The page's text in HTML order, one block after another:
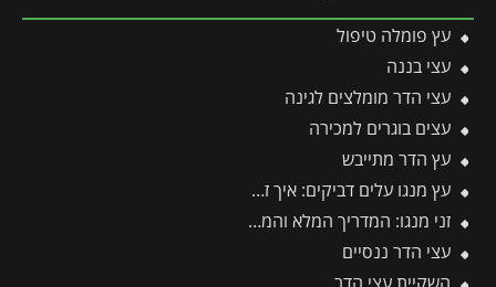
עץ פומלה טיפול
עצי בננה
עצי הדר מומלצים לגינה
עצים בוגרים למכירה
עץ הדר מתייבש
עץ מנגו עלים דביקים: איך זה נגרם, מהם הנזקים וכיצד מטפלים בהצלחה?
זני מנגו: המדריך המלא והמקיף ביותר לזני מנגו
עצי הדר ננסיים